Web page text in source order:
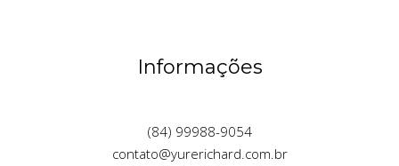
Informações
(84) 99988-9054
contato@yurerichard.com.br